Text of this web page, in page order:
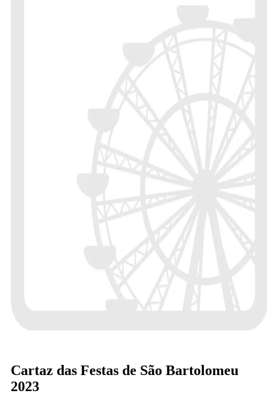
Cartaz das Festas de São Bartolomeu
2023